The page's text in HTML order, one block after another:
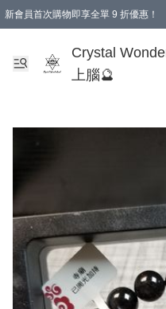
新會員首次購物即享全單 9 折優惠！
Crystal
上腦🔮